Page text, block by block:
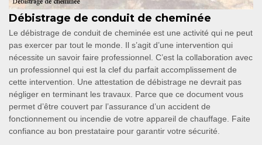
Débistrage de conduit de cheminée
Le débistrage de conduit de cheminée est une activité qui ne peut
pas exercer par tout le monde. Il s’agit d’une intervention qui
nécessite un savoir faire professionnel. C’est la collaboration avec
un professionnel qui est la clef du parfait accomplissement de
cette intervention. Une attestation de débistrage ne devrait pas
négliger en terminant les travaux. Parce que ce document vous
permet d’être couvert par l’assurance d’un accident de
fonctionnement ou incendie de votre appareil de chauffage. Faite
confiance au bon prestataire pour garantir votre sécurité.